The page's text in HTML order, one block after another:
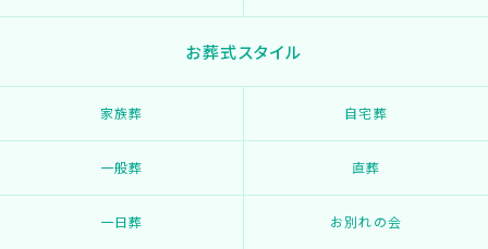
お葬式スタイル
家族葬 自宅葬
一般葬 直葬
一日葬 お別れの会